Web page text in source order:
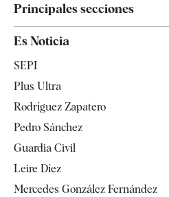
Principales secciones
España
Televisión
Es Noticia
SEPI
Plus Ultra
Rodríguez Zapatero
Pedro Sánchez
Guardia Civil
Leire Díez
Mercedes González Fernández